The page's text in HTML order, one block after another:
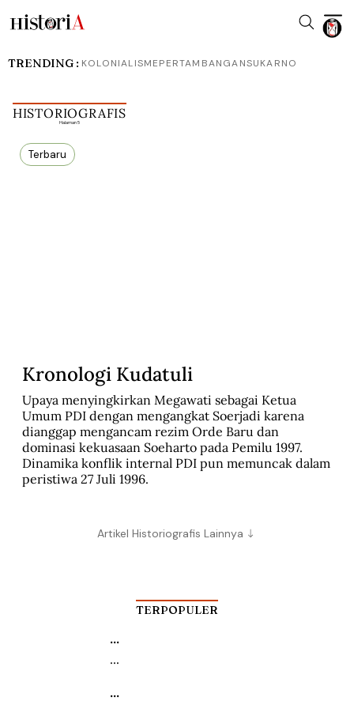
HISTORIOGRAFIS
Halaman 5
Kronologi Kudatuli
Upaya menyingkirkan Megawati sebagai Ketua
Umum PDI dengan mengangkat Soerjadi karena
dianggap mengancam rezim Orde Baru dan
dominasi kekuasaan Soeharto pada Pemilu 1997.
Dinamika konflik internal PDI pun memuncak dalam
peristiwa 27 Juli 1996.
Terbaru
Artikel Historiografis Lainnya
TERPOPULER
...
...
...
TRENDING : KOLONIALISMEPERTAMBANGANSUKARNO